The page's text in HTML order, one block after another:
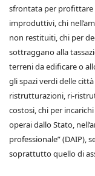
sfrontata per profittare
improduttivi, chi
non restituiti, chi per
sottraggano alla
terreni da edificare o
gli spazi verdi delle
ristrutturazioni, ri-
costosi, chi per
operai dallo Stato,
professionale” (DAIP),
soprattutto quello di